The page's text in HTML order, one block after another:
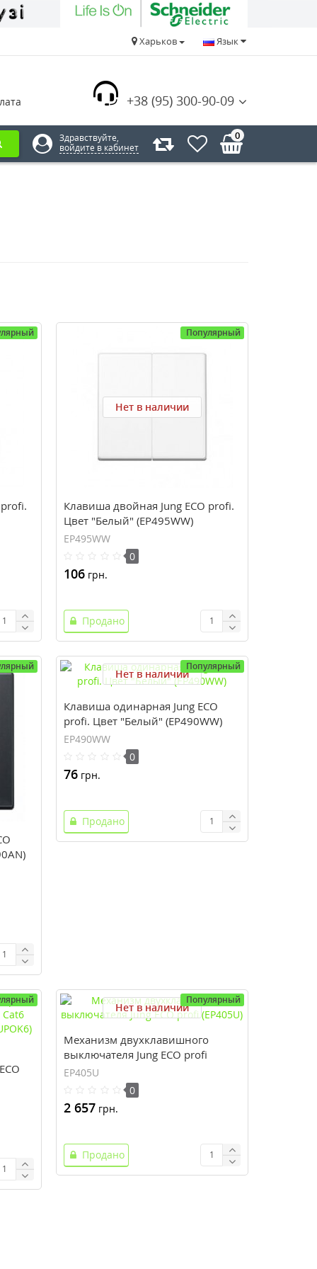
Язык
Харьков
+38 (95) 300-90-09
Здравствуйте,
войдите в кабинет
0
Популярный
Нет в наличии
Клавиша двойная Jung ECO profi.
Цвет "Белый" (EP495WW)
EP495WW
0
106грн.
Продано
Популярный
Нет в наличии
Клавиша одинарная Jung ECO
profi. Цвет "Белый" (EP490WW)
EP490WW
0
76грн.
Продано
Популярный
Нет в наличии
Механизм двухклавишного
выключателя Jung ECO profi
(EP405U)
EP405U
0
2 657грн.
Продано